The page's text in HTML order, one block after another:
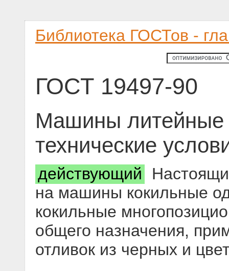
Библиотека ГОСТов -
ГОСТ 19497-90
Машины
технические
действующий
на машины кокильные
кокильные
общего назначения,
отливок из черных и